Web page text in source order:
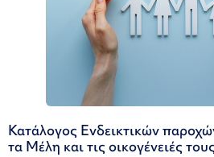
Κατάλογος Ενδεικτικών
τα Μέλη και τις οικογένειές τους